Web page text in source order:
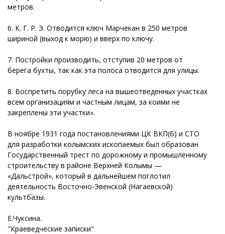
метров.
6. К. Г. Р. Э. Отводится ключ Марчекан в 250 метров
шириной (выход к морю) и вверх по ключу.
7. Постройки производить, отступив 20 метров от
берега бухты, так как эта полоса отводится для улицы.
8. Воспретить порубку леса на вышеотведенных участках
всем организациям и частным лицам, за коими не
закреплены эти участки».
В ноябре 1931 года постановлениями ЦК ВКП(б) и СТО
для разработки колымских ископаемых был образован
Государственный трест по дорожному и промышленному
строительству в районе Верхней Колымы —
«Дальстрой», который в дальнейшем поглотил
деятельность Восточно-Эвенской (Нагаевской)
культбазы.
Е.Чуксина.
"Краеведческие записки"